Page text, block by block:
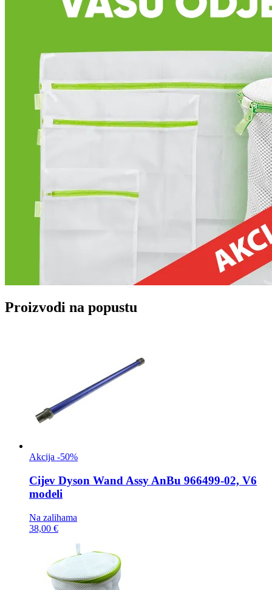
Proizvodi na popustu
Akcija -50%
Cijev Dyson Wand Assy AnBu 966499-02, V6
modeli
Na zalihama
38,00 €